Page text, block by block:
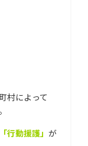
村によって
行動援護」 が